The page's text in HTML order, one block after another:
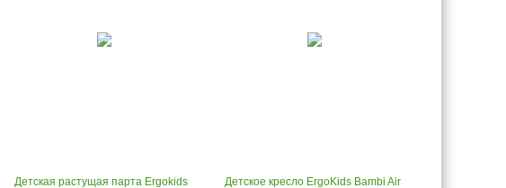
Детская растущая парта Ergokids
Детское кресло ErgoKids Bambi Air